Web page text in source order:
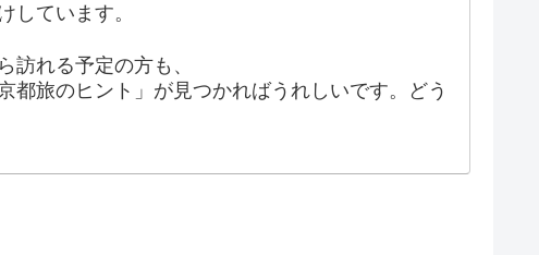
しています。
訪れる予定の方も、
都旅のヒント」が見つかればうれしいです。どう